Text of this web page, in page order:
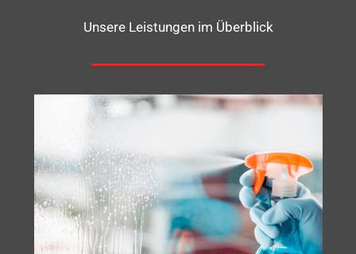
Unsere Leistungen im Überblick